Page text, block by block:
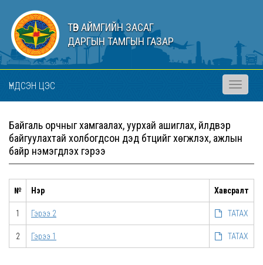
ТӨВ АЙМГИЙН ЗАСАГ
ДАРГЫН ТАМГЫН ГАЗАР
ҮНДСЭН ЦЭС
Toggle
Байгаль орчныг хамгаалах, уурхай ашиглах, үйлдвэр
байгуулахтай холбогдсон дэд бүтцийг хөгжүүлэх, ажлын
байр нэмэгдүүлэх гэрээ
№ Нэр Хавсралт
1 Гэрээ 2 ТАТАХ
2 Гэрээ 1 ТАТАХ